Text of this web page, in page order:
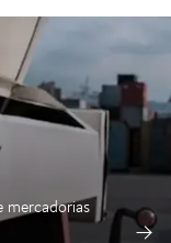
mercadorias